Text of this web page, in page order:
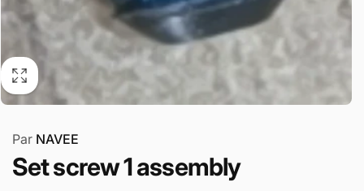
Par NAVEE
Set screw 1 assembly